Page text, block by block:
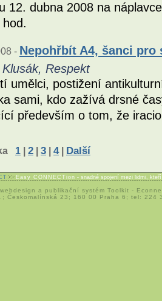
12. dubna 2008 na
- Nepohřbít A4, šanci
Klusák, Respekt
umělci, postižení
sami, kdo zažívá drsné
především o tom, že
1 | 2 | 3 | 4| Další
Easy CONNECTion - snadné spojení mezi lidmi,
webdesign a publikační systém Toolkit -
Českomalínská 23; 160 00 Praha 6; tel: 224